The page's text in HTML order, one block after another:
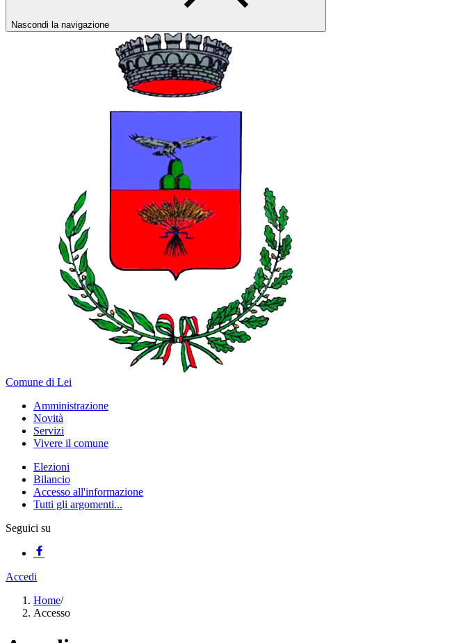
Nascondi la navigazione
Comune di Lei
Amministrazione
Novità
Servizi
Vivere il comune
Elezioni
Bilancio
Accesso all'informazione
Tutti gli argomenti...
Seguici su
Accedi
Home/
Accesso